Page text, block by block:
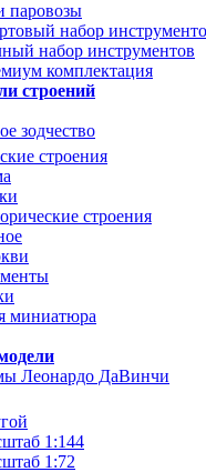
паровозы
набор
набор инструментов
комплектация
строений
зодчество
строения
строения
миниатюра
Леонардо ДаВинчи
1:144
1:72